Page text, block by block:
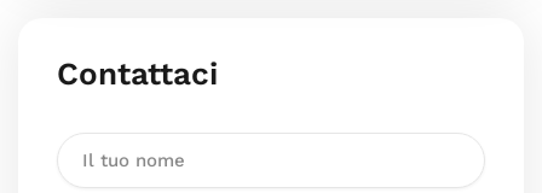
Contattaci